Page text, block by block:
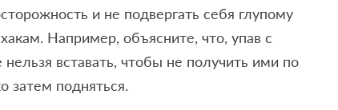
и не подвергать себя глупому
Например, объясните, что, упав с
вставать, чтобы не получить ими по
затем подняться.